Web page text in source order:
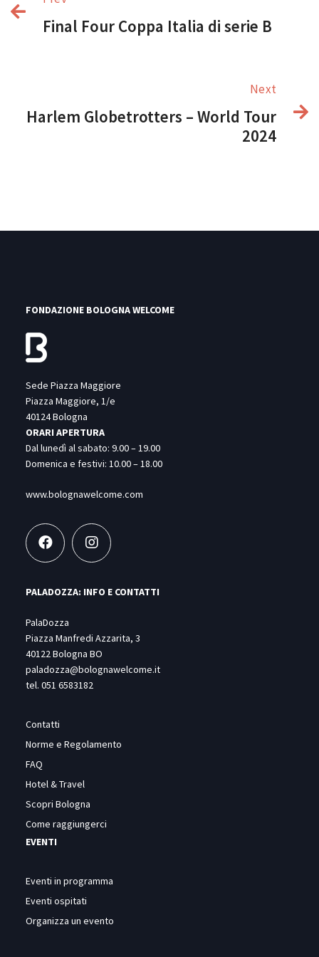
Final Four Coppa Italia di serie B
Next
Harlem Globetrotters – World Tour
2024
FONDAZIONE BOLOGNA WELCOME
Sede Piazza Maggiore
Piazza Maggiore, 1/e
40124 Bologna
ORARI APERTURA
Dal lunedì al sabato: 9.00 – 19.00
Domenica e festivi: 10.00 – 18.00
www.bolognawelcome.com
PALADOZZA: INFO E CONTATTI
PalaDozza
Piazza Manfredi Azzarita, 3
40122 Bologna BO
paladozza@bolognawelcome.it
tel. 051 6583182
Contatti
Norme e Regolamento
FAQ
Hotel & Travel
Scopri Bologna
Come raggiungerci
EVENTI
Eventi in programma
Eventi ospitati
Organizza un evento